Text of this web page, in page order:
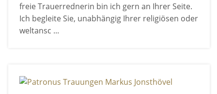
freie Trauerrednerin bin ich gern an Ihrer Seite.
Ich begleite Sie, unabhängig Ihrer religiösen oder
weltansc ...